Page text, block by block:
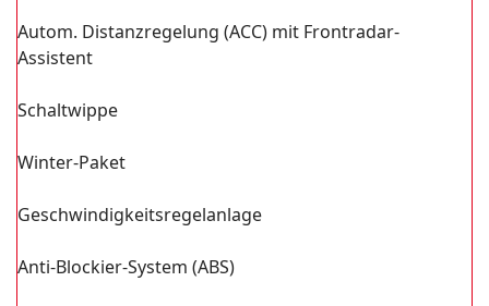
Autom. Distanzregelung (ACC) mit Frontradar-
Assistent
Schaltwippe
Winter-Paket
Geschwindigkeitsregelanlage
Anti-Blockier-System (ABS)